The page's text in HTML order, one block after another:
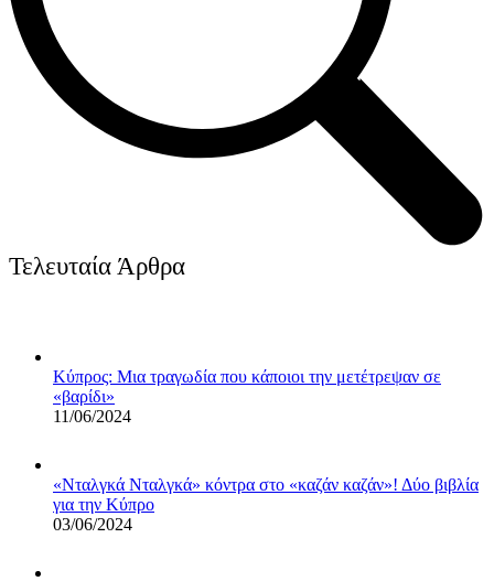
Τελευταία Άρθρα
Κύπρος: Μια τραγωδία που κάποιοι την μετέτρεψαν σε
«βαρίδι»
11/06/2024
«Νταλγκά Νταλγκά» κόντρα στο «καζάν καζάν»! Δύο βιβλία
για την Κύπρο
03/06/2024